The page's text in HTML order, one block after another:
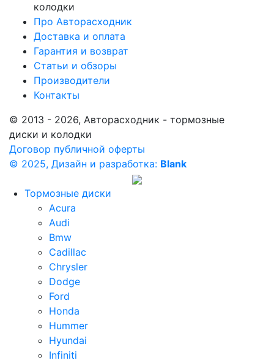
колодки
Про Авторасходник
Доставка и оплата
Гарантия и возврат
Статьи и обзоры
Производители
Контакты
© 2013 - 2026, Авторасходник - тормозные
диски и колодки
Договор публичной оферты
© 2025, Дизайн и разработка: Blank
Тормозные диски
Acura
Audi
Bmw
Cadillac
Chrysler
Dodge
Ford
Honda
Hummer
Hyundai
Infiniti